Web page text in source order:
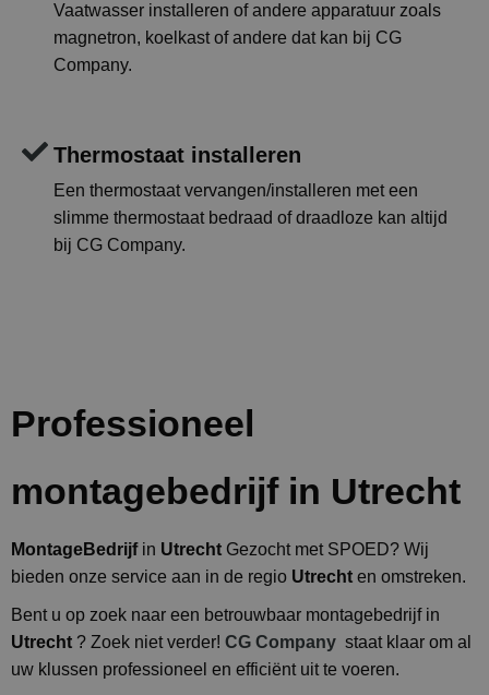
Vaatwasser installeren of andere apparatuur zoals
magnetron, koelkast of andere dat kan bij CG
Company.
Thermostaat installeren
Een thermostaat vervangen/installeren met een
slimme thermostaat bedraad of draadloze kan altijd
bij CG Company.
Professioneel
montagebedrijf in Utrecht
MontageBedrijfin Utrecht Gezocht met SPOED? Wij
bieden onze service aan in de regio Utrecht en omstreken.
Bent u op zoek naar een betrouwbaar montagebedrijf in
Utrecht ? Zoek niet verder! CG Company staat klaar om al
uw klussen professioneel en efficiënt uit te voeren.